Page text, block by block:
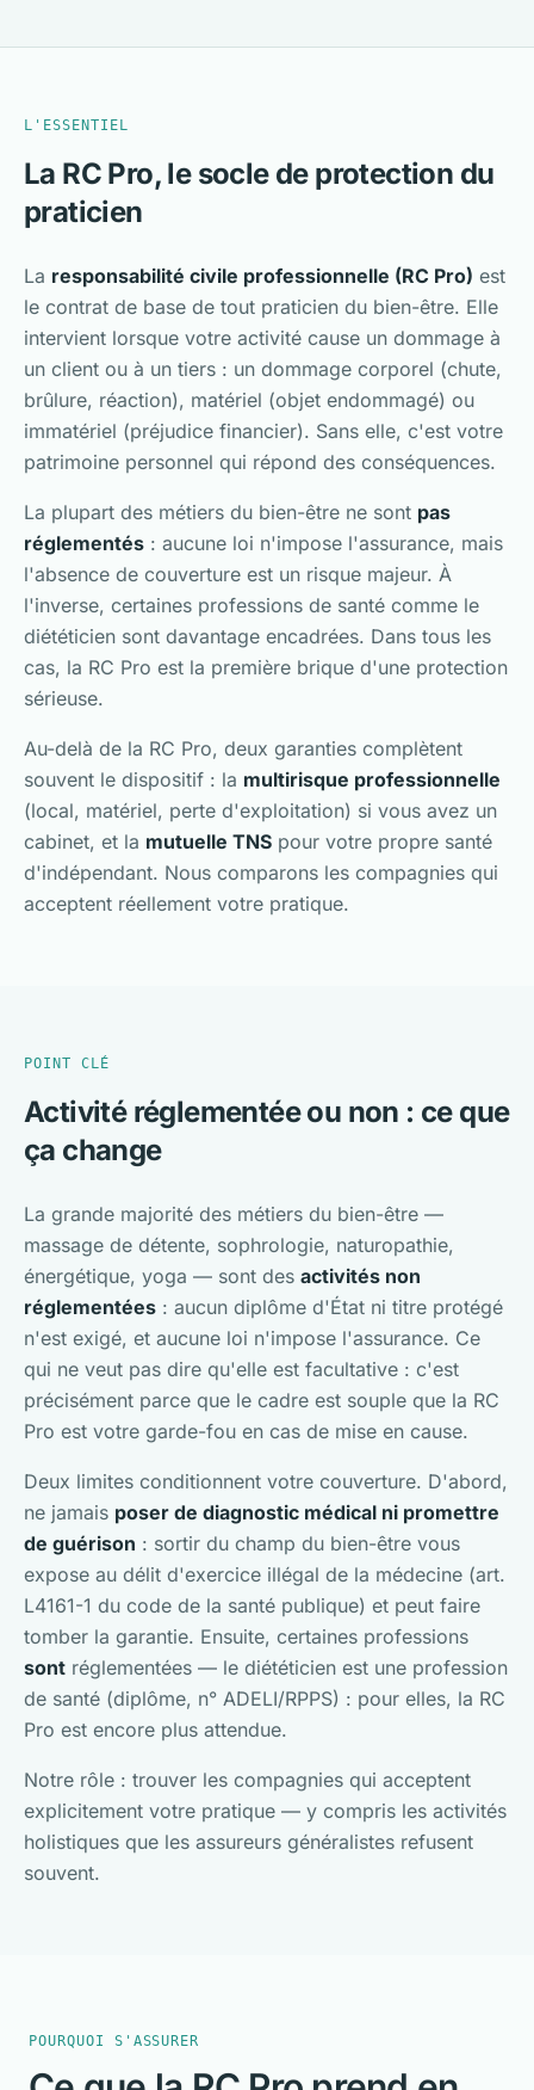
L'ESSENTIEL
La RC Pro, le socle de protection du
praticien
La responsabilité civile professionnelle (RC Pro) est
le contrat de base de tout praticien du bien-être. Elle
intervient lorsque votre activité cause un dommage à
un client ou à un tiers : un dommage corporel (chute,
brûlure, réaction), matériel (objet endommagé) ou
immatériel (préjudice financier). Sans elle, c'est votre
patrimoine personnel qui répond des conséquences.
La plupart des métiers du bien-être ne sont pas
réglementés : aucune loi n'impose l'assurance, mais
l'absence de couverture est un risque majeur. À
l'inverse, certaines professions de santé comme le
diététicien sont davantage encadrées. Dans tous les
cas, la RC Pro est la première brique d'une protection
sérieuse.
Au-delà de la RC Pro, deux garanties complètent
souvent le dispositif : la multirisque professionnelle
(local, matériel, perte d'exploitation) si vous avez un
cabinet, et la mutuelle TNS pour votre propre santé
d'indépendant. Nous comparons les compagnies qui
acceptent réellement votre pratique.
POINT CLÉ
Activité réglementée ou non : ce que
ça change
La grande majorité des métiers du bien-être —
massage de détente, sophrologie, naturopathie,
énergétique, yoga — sont des activités non
réglementées : aucun diplôme d'État ni titre protégé
n'est exigé, et aucune loi n'impose l'assurance. Ce
qui ne veut pas dire qu'elle est facultative : c'est
précisément parce que le cadre est souple que la RC
Pro est votre garde-fou en cas de mise en cause.
Deux limites conditionnent votre couverture. D'abord,
ne jamais poser de diagnostic médical ni promettre
de guérison : sortir du champ du bien-être vous
expose au délit d'exercice illégal de la médecine (art.
L4161-1 du code de la santé publique) et peut faire
tomber la garantie. Ensuite, certaines professions
sont réglementées — le diététicien est une profession
de santé (diplôme, n° ADELI/RPPS) : pour elles, la RC
Pro est encore plus attendue.
Notre rôle : trouver les compagnies qui acceptent
explicitement votre pratique — y compris les activités
holistiques que les assureurs généralistes refusent
souvent.
POURQUOI S'ASSURER